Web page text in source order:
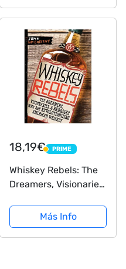
18,19€ PRIME
PRIME
Whiskey Rebels: The
Dreamers, Visionaries
Revolutionizing
American Whiskey
Más Info